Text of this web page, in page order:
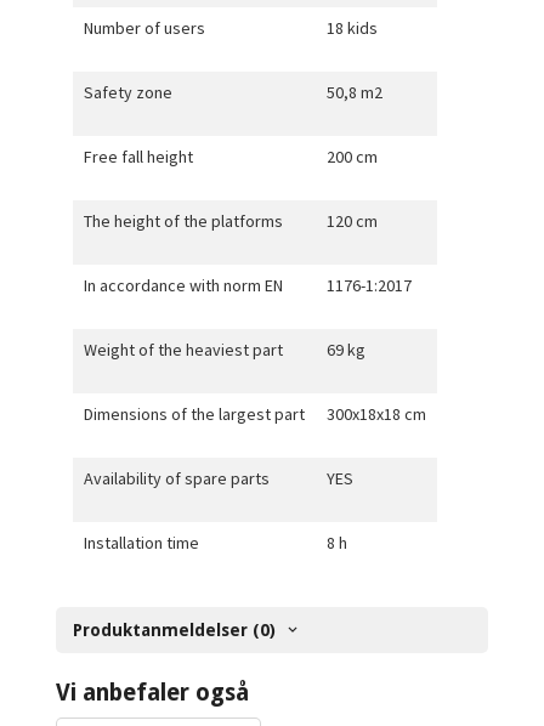
Number of users 18 kids
Safety zone 50,8 m2
Free fall height 200 cm
The height of the platforms 120 cm
In accordance with norm EN 1176-1:2017
Weight of the heaviest part 69 kg
Dimensions of the largest part 300x18x18 cm
Availability of spare parts YES
Installation time 8 h
Produktanmeldelser (0)
Vi anbefaler også